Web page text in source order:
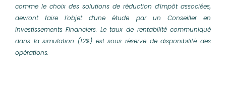
comme le choix des solutions de réduction d’impôt associées,
devront faire l’objet d’une étude par un Conseiller en
Investissements Financiers. Le taux de rentabilité communiqué
dans la simulation (12%) est sous réserve de disponibilité des
opérations.